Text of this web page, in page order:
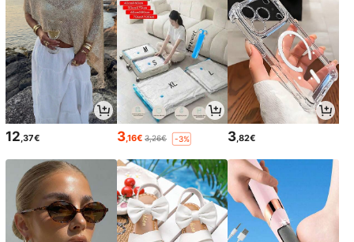
12,37€ 3,16€ 3,26€ -3% 3,82€